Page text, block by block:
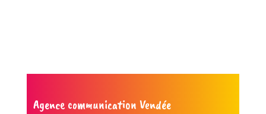
Agence communication Vendée